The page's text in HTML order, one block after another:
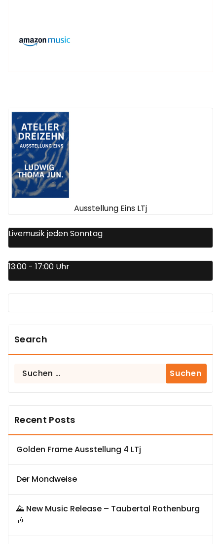
Ausstellung Eins LTj
Livemusik jeden Sonntag
13:00 - 17:00 Uhr
Search
Suchen
Recent Posts
Golden Frame Ausstellung 4 LTj
Der Mondweise
🌄 New Music Release – Taubertal Rothenburg
🎶